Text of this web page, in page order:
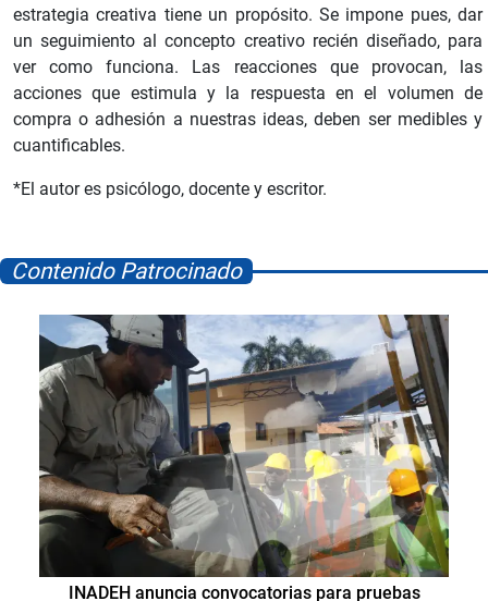
estrategia creativa tiene un propósito. Se impone pues, dar
un seguimiento al concepto creativo recién diseñado, para
ver como funciona. Las reacciones que provocan, las
acciones que estimula y la respuesta en el volumen de
compra o adhesión a nuestras ideas, deben ser medibles y
cuantificables.
*El autor es psicólogo, docente y escritor.
Contenido Patrocinado
INADEH anuncia convocatorias para pruebas